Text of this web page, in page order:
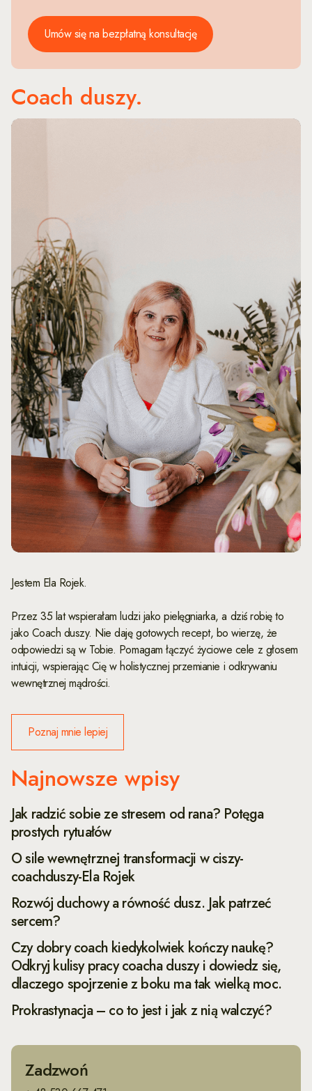
Umów się na bezpłatną konsultację
Coach duszy.
Jestem Ela Rojek.
Przez 35 lat wspierałam ludzi jako pielęgniarka, a dziś robię to
jako Coach duszy. Nie daję gotowych recept, bo wierzę, że
odpowiedzi są w Tobie. Pomagam łączyć życiowe cele z głosem
intuicji, wspierając Cię w holistycznej przemianie i odkrywaniu
wewnętrznej mądrości.
Poznaj mnie lepiej
Najnowsze wpisy
Jak radzić sobie ze stresem od rana? Potęga
prostych rytuałów
O sile wewnętrznej transformacji w ciszy-
coachduszy-Ela Rojek
Rozwój duchowy a równość dusz. Jak patrzeć
sercem?
Czy dobry coach kiedykolwiek kończy naukę?
Odkryj kulisy pracy coacha duszy i dowiedz się,
dlaczego spojrzenie z boku ma tak wielką moc.
Prokrastynacja – co to jest i jak z nią walczyć?
Zadzwoń